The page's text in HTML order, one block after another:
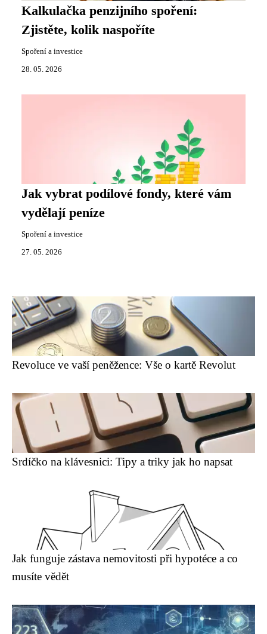
Kalkulačka penzijního spoření:
Zjistěte, kolik naspoříte
Spoření a investice
28. 05. 2026
Jak vybrat podílové fondy, které vám
vydělají peníze
Spoření a investice
27. 05. 2026
Revoluce ve vaší peněžence: Vše o kartě Revolut
Srdíčko na klávesnici: Tipy a triky jak ho napsat ️
Jak funguje zástava nemovitosti při hypotéce a co
musíte vědět